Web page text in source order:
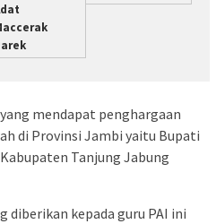
mendapat penghargaan
di Provinsi Jambi yaitu Bupati
Tanjung Jabung
diberikan kepada guru PAI ini